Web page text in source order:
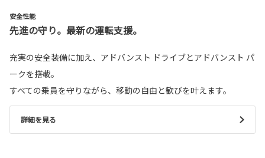
安全性能
先進の守り。最新の運転支援。
充実の安全装備に加え、アドバンスト ドライブとアドバンスト パ
ークを搭載。
すべての乗員を守りながら、移動の自由と歓びを叶えます。
詳細を見る